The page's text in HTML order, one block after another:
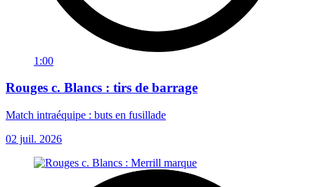
1:00
Rouges c. Blancs : tirs de barrage
Match intraéquipe : buts en fusillade
02 juil. 2026